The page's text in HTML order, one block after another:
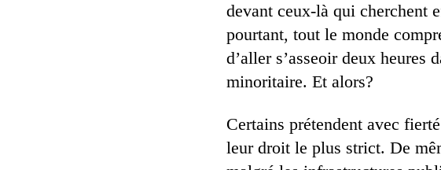
devant ceux-là qui cherchent
pourtant, tout le monde
d’aller s’asseoir deux heures
minoritaire. Et alors?
Certains prétendent avec
leur droit le plus strict. De